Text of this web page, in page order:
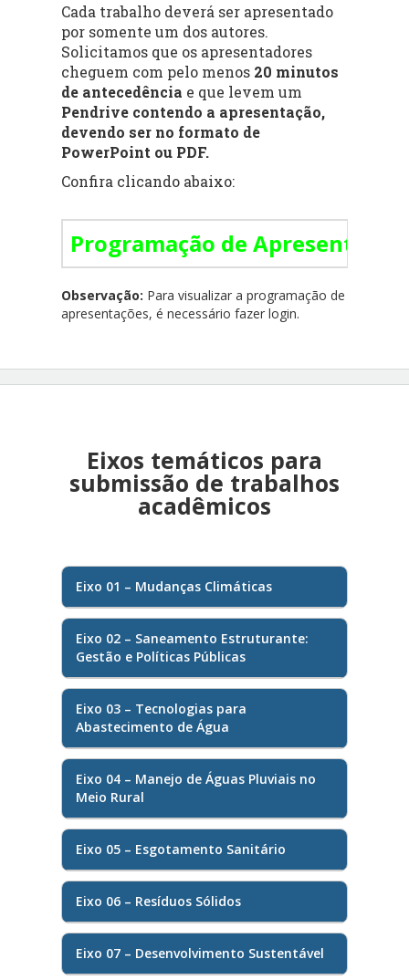
Cada trabalho deverá ser apresentado
por somente um dos autores.
Solicitamos que os apresentadores
cheguem com pelo menos 20 minutos
de antecedência e que levem um
Pendrive contendo a apresentação,
devendo ser no formato de
PowerPoint ou PDF.
Confira clicando abaixo:
Programação de
Observação: Para visualizar a programação de
apresentações, é necessário fazer login.
Eixos temáticos para
submissão de trabalhos
acadêmicos
Eixo 01 – Mudanças Climáticas
Eixo 02 – Saneamento Estruturante:
Gestão e Políticas Públicas
Eixo 03 – Tecnologias para
Abastecimento de Água
Eixo 04 – Manejo de Águas Pluviais no
Meio Rural
Eixo 05 – Esgotamento Sanitário
Eixo 06 – Resíduos Sólidos
Eixo 07 – Desenvolvimento Sustentável